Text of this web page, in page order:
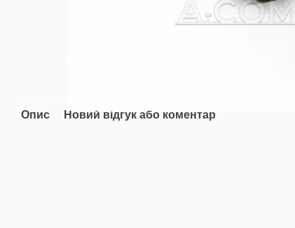
Опис Новий відгук або коментар